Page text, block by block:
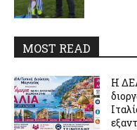
MOST READ
Η